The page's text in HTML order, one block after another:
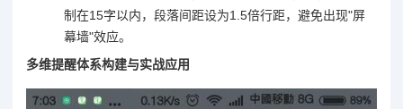
制在15字以内，段落间距设为1.5倍行距，避免出现"屏
幕墙"效应。
多维提醒体系构建与实战应用